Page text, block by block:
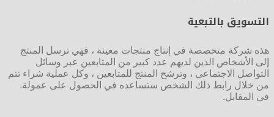
التسويق بالتبعية
هذه شركة متخصصة في إنتاج منتجات معينة ، فهي ترسل المنتج
إلى الأشخاص الذين لديهم عدد كبير من المتابعين عبر وسائل
التواصل الاجتماعي ، وترشح المنتج للمتابعين ، وكل عملية شراء تتم
من خلال رابط ذلك الشخص ستساعده في الحصول على عمولة.
فى المقابل.